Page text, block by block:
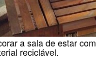
a sala de estar com
reciclável.